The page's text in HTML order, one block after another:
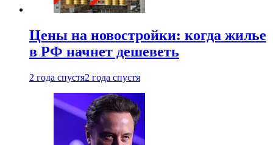
Цены на новостройки: когда жилье
в РФ начнет дешеветь
2 года спустя2 года спустя